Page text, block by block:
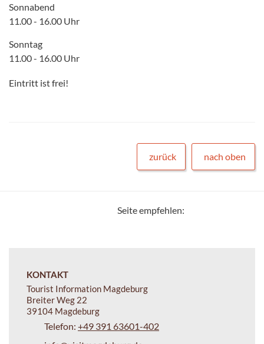
Sonnabend
11.00 - 16.00 Uhr
Sonntag
11.00 - 16.00 Uhr
Eintritt ist frei!
zurück nach oben
Seite empfehlen:
KONTAKT
Tourist Information Magdeburg
Breiter Weg 22
39104 Magdeburg
Telefon: +49 391 63601-402